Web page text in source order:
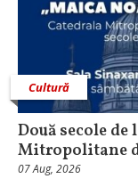
Cultură
Două secole
Mitropolitane
07 Aug, 2026